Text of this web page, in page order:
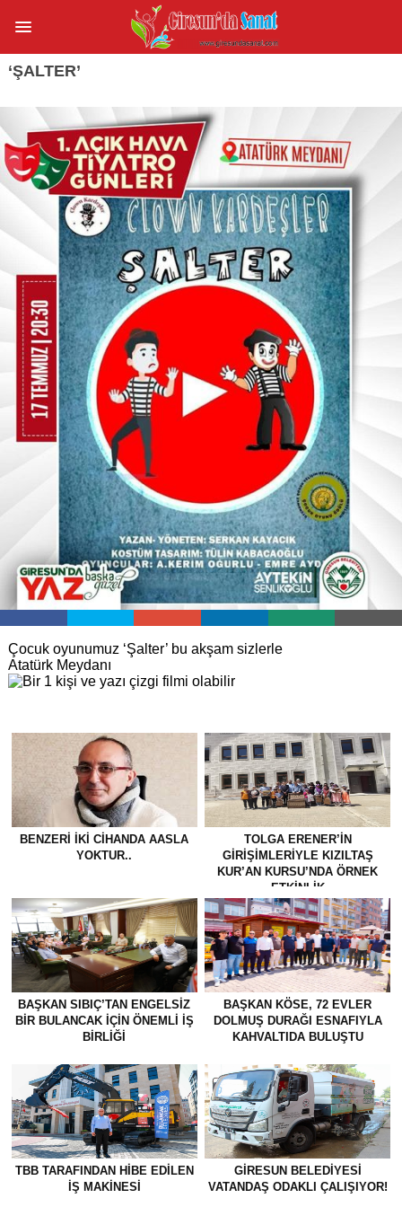
‘ŞALTER’
Çocuk oyunumuz ‘Şalter’ bu akşam sizlerle
Atatürk Meydanı
BENZERI İKI CIHANDA AASLA
YOKTUR..
TOLGA ERENER’İN
GİRİŞİMLERİYLE KIZILTAŞ
KUR’AN KURSU’NDA ÖRNEK
ETKİNLİK
BAŞKAN SIBIÇ’TAN ENGELSIZ
BIR BULANCAK İÇIN ÖNEMLI İŞ
BIRLIĞI
BAŞKAN KÖSE, 72 EVLER
DOLMUŞ DURAĞI ESNAFIYLA
KAHVALTIDA BULUŞTU
TBB TARAFINDAN HIBE EDILEN
İŞ MAKINESI
GİRESUN BELEDİYESİ
VATANDAŞ ODAKLI ÇALIŞIYOR!